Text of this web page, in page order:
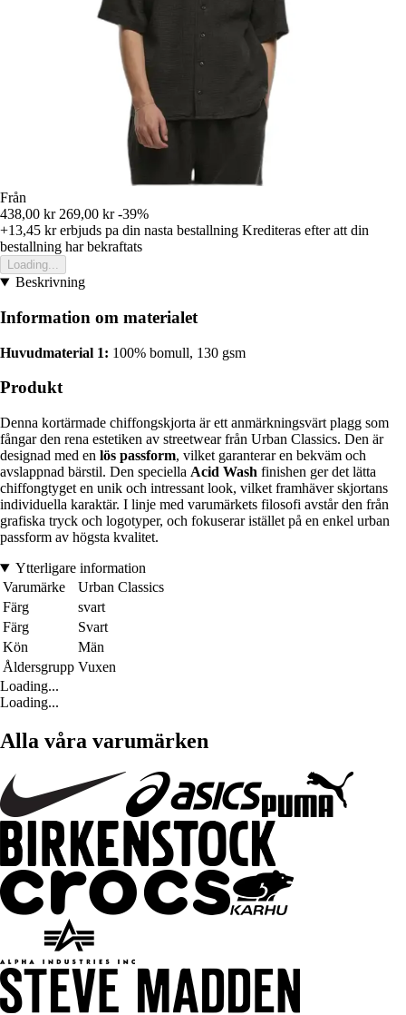
Från
438,00 kr 269,00 kr -39%
+13,45 krerbjuds pa din nasta bestallning Krediteras efter att din
bestallning har bekraftats
Loading...
Beskrivning
Information om materialet
Huvudmaterial 1: 100% bomull, 130 gsm
Produkt
Denna kortärmade chiffongskjorta är ett anmärkningsvärt plagg som
fångar den rena estetiken av streetwear från Urban Classics. Den är
designad med en lös passform, vilket garanterar en bekväm och
avslappnad bärstil. Den speciella Acid Wash finishen ger det lätta
chiffongtyget en unik och intressant look, vilket framhäver skjortans
individuella karaktär. I linje med varumärkets filosofi avstår den från
grafiska tryck och logotyper, och fokuserar istället på en enkel urban
passform av högsta kvalitet.
Ytterligare information
Varumärke
Urban Classics
Färg
svart
Färg
Svart
Kön
Män
Åldersgrupp Vuxen
Loading...
Loading...
Alla våra varumärken